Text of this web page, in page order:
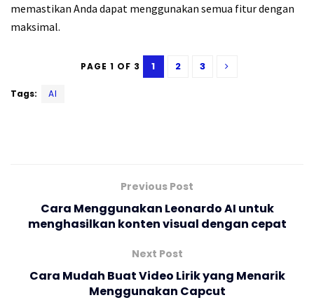
memastikan Anda dapat menggunakan semua fitur dengan
maksimal.
PAGE 1 OF 3 1 2 3
Tags: AI
Previous Post
Cara Menggunakan Leonardo AI untuk
menghasilkan konten visual dengan cepat
Next Post
Cara Mudah Buat Video Lirik yang Menarik
Menggunakan Capcut